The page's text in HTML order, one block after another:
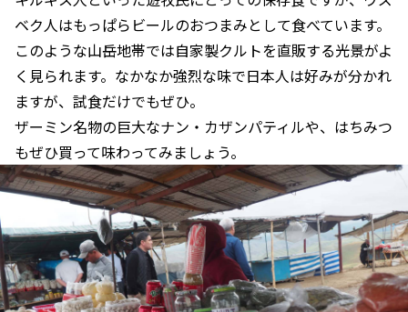
ベク人はもっぱらビールのおつまみとして食べています。
このような山岳地帯では自家製クルトを直販する光景がよ
く見られます。なかなか強烈な味で日本人は好みが分かれ
ますが、試食だけでもぜひ。
ザーミン名物の巨大なナン・カザンパティルや、はちみつ
もぜひ買って味わってみましょう。